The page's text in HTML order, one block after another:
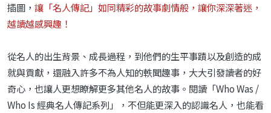
插圖， 讓「名人傳記」如同精彩的故事劇情般，讓你深深著迷，
越讀越感興趣！
從名人的出生背景、成長過程，到他們的生平事蹟以及創造的成
就與貢獻，還融入許多不為人知的軼聞趣事，大大引發讀者的好
奇心，也讓人更想瞭解更多其他名人的故事。閱讀「Who Was /
Who Is 經典名人傳記系列」，不但能更深入的認識名人，也能看